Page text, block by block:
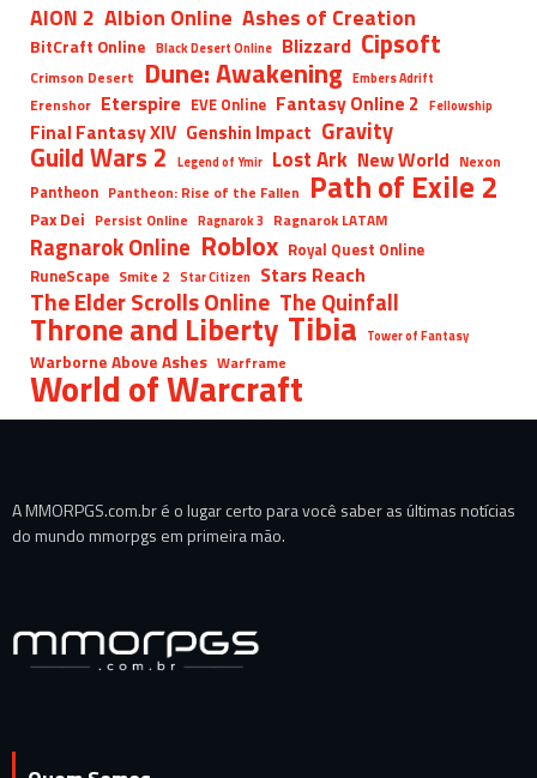
AION 2 Albion Online Ashes of Creation
BitCraft Online Black Desert Online Blizzard Cipsoft
Crimson Desert Dune: Awakening Embers Adrift
Erenshor Eterspire EVE Online Fantasy Online 2 Fellowship
Final Fantasy XIV Genshin Impact Gravity
Guild Wars 2 Legend of Ymir Lost Ark New World Nexon
Pantheon Pantheon: Rise of the Fallen Path of Exile 2
Pax Dei Persist Online Ragnarok 3 Ragnarok LATAM
Ragnarok Online Roblox Royal Quest Online
RuneScape Smite 2 Star Citizen Stars Reach
The Elder Scrolls Online The Quinfall
Throne and Liberty Tibia Tower of Fantasy
Warborne Above Ashes Warframe
World of Warcraft
A MMORPGS.com.br é o lugar certo para você saber as últimas notícias
do mundo mmorpgs em primeira mão.